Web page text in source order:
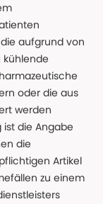
aufgrund von
kühlende
oder die aus
werden
die Angabe
die
Artikel
zu einem